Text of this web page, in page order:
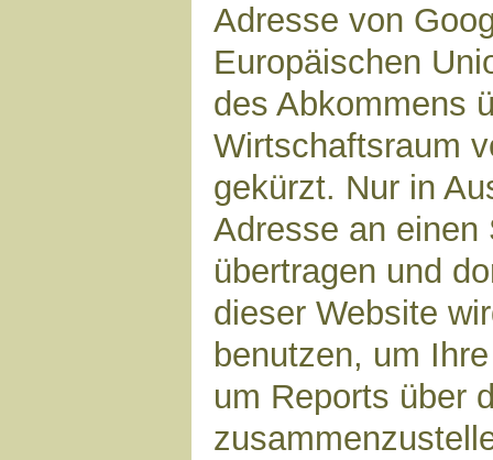
Adresse von
Europäischen
des Abkommens
Wirtschaftsraum
gekürzt. Nur in
Adresse an einen
übertragen und
dieser Website
benutzen, um
um Reports über